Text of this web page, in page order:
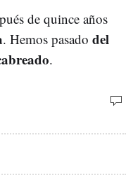
de quince años
. Hemos pasado del
.